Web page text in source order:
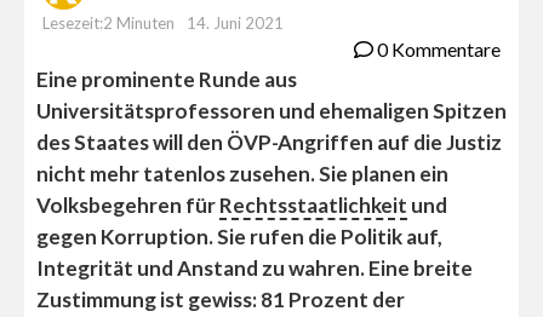
Lesezeit:2 Minuten
14. Juni 2021
0 Kommentare
Eine prominente Runde aus
Universitätsprofessoren und ehemaligen Spitzen
des Staates will den ÖVP-Angriffen auf die Justiz
nicht mehr tatenlos zusehen. Sie planen ein
Volksbegehren fürRechtsstaatlichkeit und
gegen Korruption. Sie rufen die Politik auf,
Integrität und Anstand zu wahren. Eine breite
Zustimmung ist gewiss: 81 Prozent der